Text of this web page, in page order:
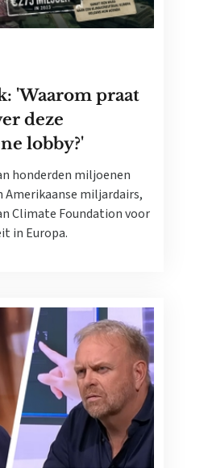
'Waarom praat
deze
lobby?'
honderden miljoenen
Amerikaanse miljardairs,
Climate Foundation voor
in Europa.